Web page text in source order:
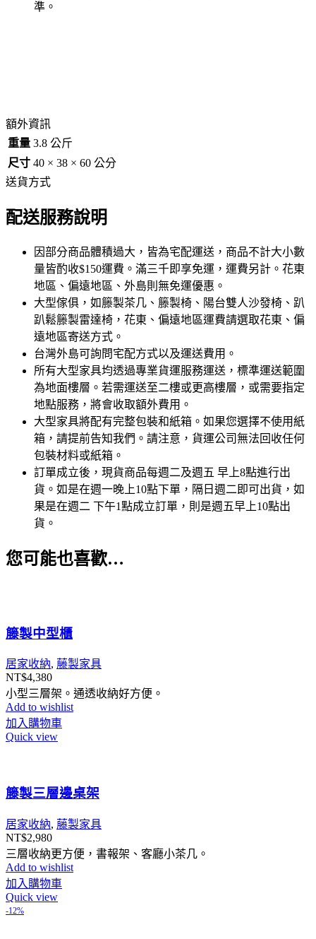
準。
額外資訊
重量 3.8 公斤
尺寸 40 × 38 × 60 公分
送貨方式
配送服務說明
因部分商品體積過大，皆為宅配運送，商品不計大小數
量皆酌收$150運費。滿三千即享免運，運費另計。花東
地區、偏遠地區、外島則無免運優惠。
大型傢俱，如籐製茶几、籐製椅、陽台雙人沙發椅、趴
趴鬆籐製雷達椅，花東、偏遠地區運費請選取花東、偏
遠地區寄送方式。
台灣外島可詢問宅配方式以及運送費用。
所有大型家具均透過專業貨運服務運送，標準運送範圍
為地面樓層。若需運送至二樓或更高樓層，或需要指定
地點服務，將會收取額外費用。
大型家具將配有完整包裝和紙箱。如果您選擇不使用紙
箱，請提前告知我們。請注意，貨運公司無法回收任何
包裝材料或紙箱。
訂單成立後，現貨商品每週二及週五 早上8點進行出
貨。如是在週一晚上10點下單，隔日週二即可出貨，如
果是在週二 下午1點成立訂單，則是週五早上10點出
貨。
您可能也喜歡…
籐製中型櫃
居家收納, 藤製家具
NT$4,380
小型三層架。通透收納好方便。
Add to wishlist
加入購物車
Quick view
籐製三層邊桌架
居家收納, 藤製家具
NT$2,980
三層收納更方便，書報架、客廳小茶几。
Add to wishlist
加入購物車
Quick view
-12%